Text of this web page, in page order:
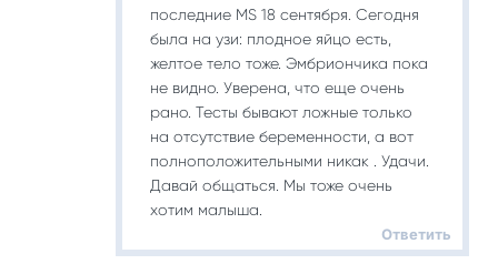
последние МS 18 сентября. Сегодня
была на узи: плодное яйцо есть,
желтое тело тоже. Эмбриончика пока
не видно. Уверена, что еще очень
рано. Тесты бывают ложные только
на отсутствие беременности, а вот
полноположительными никак . Удачи.
Давай общаться. Мы тоже очень
хотим малыша.
Ответить